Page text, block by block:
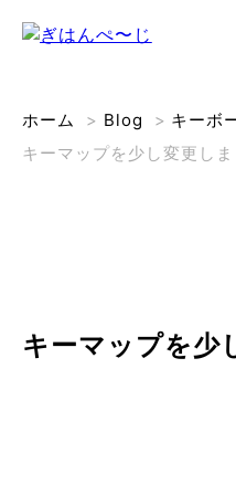
ホーム > Blog > キーボ
キーマップを少し変更しま
キーマップを少